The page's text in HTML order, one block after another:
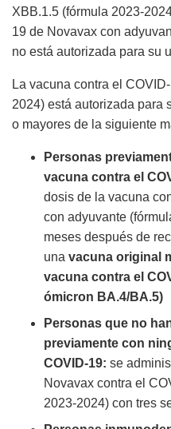
XBB.1.5 (fórmula 2023-
19 de Novavax con
no está autorizada para su
La vacuna contra el
2024) está autorizada para
o mayores de la siguiente
Personas
vacuna contra el
dosis de la vacuna
con adyuvante
meses después de
una vacuna original
vacuna contra el
ómicron BA.4/BA.5)
Personas que no
previamente con
COVID-19: se
Novavax contra el
2023-2024) con tres